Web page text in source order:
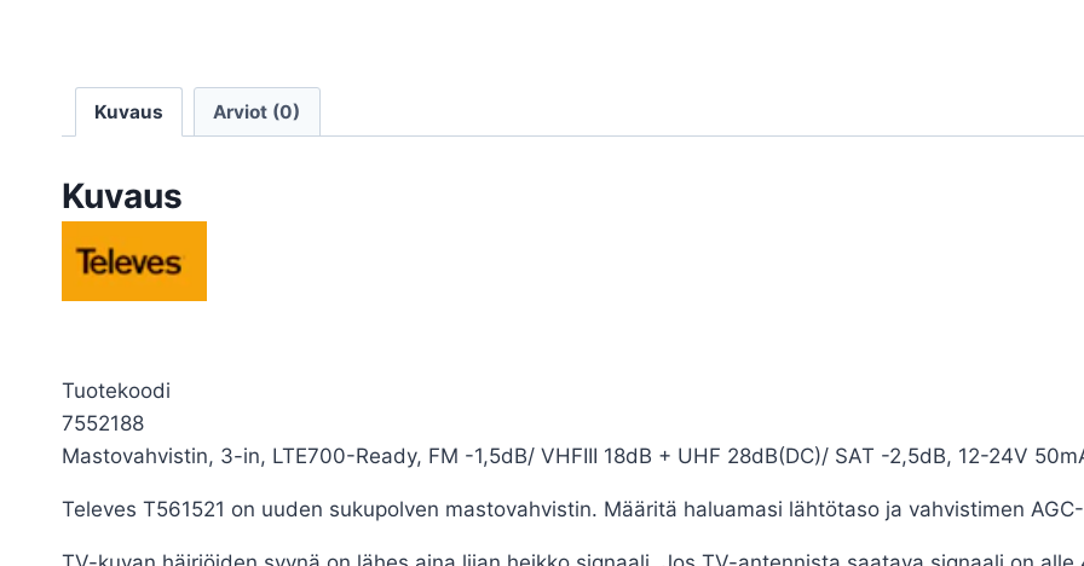
Kuvaus Arviot (0)
Kuvaus
Tuotekoodi
7552188
Mastovahvistin, 3-in, LTE700-Ready, FM -1,5dB/ VHFIII 18dB + UHF 28dB(DC)/ SAT -2,5dB, 12-24V
Televes T561521 on uuden sukupolven mastovahvistin. Määritä haluamasi lähtötaso ja vahvistimen